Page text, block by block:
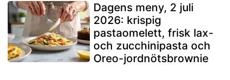
Dagens meny, 2 juli
2026: krispig
pastaomelett, frisk lax-
och zucchinipasta och
Oreo-jordnötsbrownie